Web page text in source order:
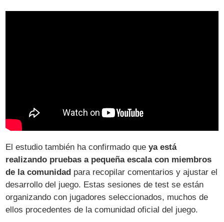
El estudio también ha confirmado queya está
realizando pruebas a pequeña escala con miembros
de la comunidad para recopilar comentarios y ajustar el
desarrollo del juego. Estas sesiones de test se están
organizando con jugadores seleccionados, muchos de
ellos procedentes de la comunidad oficial del juego.